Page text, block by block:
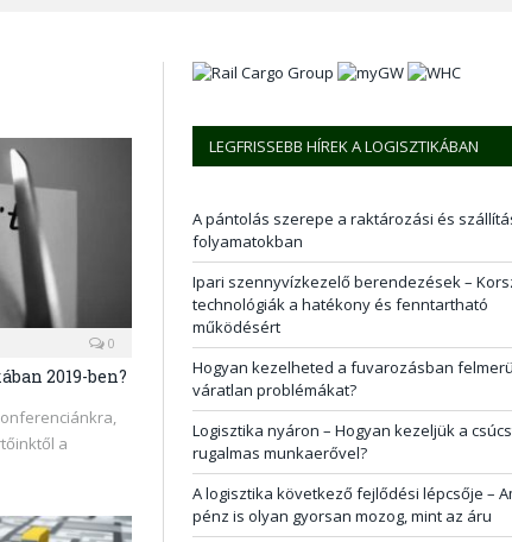
0
2019-ben?
a
LEGFRISSEBB HÍREK A LOGISZTIKÁBAN
A pántolás szerepe a raktározási és
folyamatokban
Ipari szennyvízkezelő berendezések –
technológiák a hatékony és fenntartható
működésért
Hogyan kezelheted a fuvarozásban
váratlan problémákat?
Logisztika nyáron – Hogyan kezeljük a
rugalmas munkaerővel?
A logisztika következő fejlődési lépcsője –
pénz is olyan gyorsan mozog, mint az áru